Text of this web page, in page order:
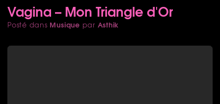
Vagina – Mon Triangle d'Or
Posté dans Musique par Asthik